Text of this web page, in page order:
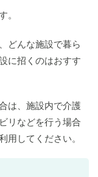
。
どんな施設で暮ら
に招くのはおすす
は、施設内で介護
リなどを行う場合
してください。